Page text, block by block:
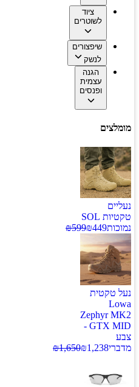
ציוד
לשוטרים
שיפצורים
לנשק
הגנה
עצמית
ופנסים
מומלצים
נעליים
טקטיות SOL
נמוכות
₪449
₪599
נעל טקטית
Lowa
Zephyr MK2
GTX MID -
צבע
מדברי
₪1,238
₪1,650